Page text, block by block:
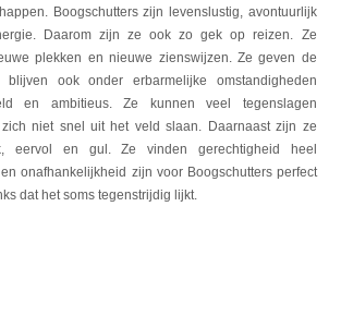
Boogschutters zijn levenslustig, avontuurlijk
Daarom zijn ze ook zo gek op reizen. Ze
plekken en nieuwe zienswijzen. Ze geven de
ook onder erbarmelijke omstandigheden
en ambitieus. Ze kunnen veel tegenslagen
niet snel uit het veld slaan. Daarnaast zijn ze
eervol en gul. Ze vinden gerechtigheid heel
onafhankelijkheid zijn voor Boogschutters perfect
dat het soms tegenstrijdig lijkt.